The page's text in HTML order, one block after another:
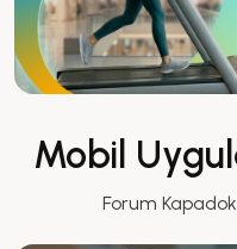
Mobil
Forum